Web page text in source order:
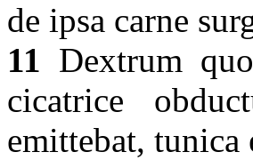
de ipsa carne
11 Dextrum
cicatrice
emittebat, tunica